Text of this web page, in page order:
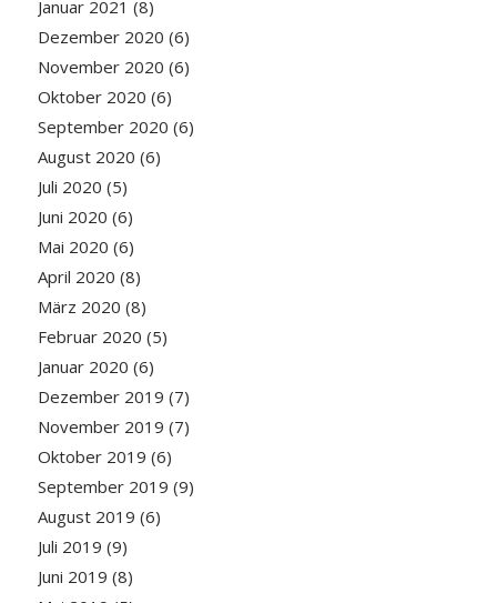
Januar 2021 (8)
Dezember 2020 (6)
November 2020 (6)
Oktober 2020 (6)
September 2020 (6)
August 2020 (6)
Juli 2020 (5)
Juni 2020 (6)
Mai 2020 (6)
April 2020 (8)
März 2020 (8)
Februar 2020 (5)
Januar 2020 (6)
Dezember 2019 (7)
November 2019 (7)
Oktober 2019 (6)
September 2019 (9)
August 2019 (6)
Juli 2019 (9)
Juni 2019 (8)